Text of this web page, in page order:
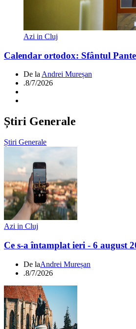
Azi in Cluj
Calendar ortodox: Sfântul
De la Andrei Mureșan
.8/7/2026
Știri Generale
Știri Generale
Azi in Cluj
Ce s-a întamplat ieri - 6 august
De laAndrei Mureșan
.8/7/2026